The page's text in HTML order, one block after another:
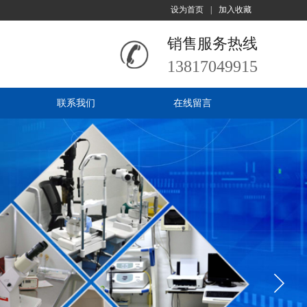
设为首页 加入收藏
销售服务热线
13817049915
联系我们 在线留言